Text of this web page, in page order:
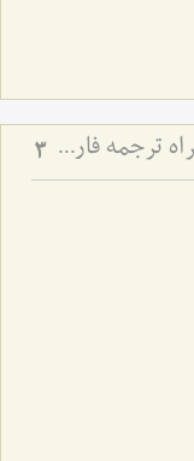
متن کامل مناجاة المفتقرين - به همراه ترجمه فارسی و فایل صوتی 3